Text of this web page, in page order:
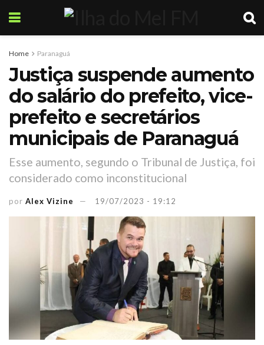
Home Paranaguá
Justiça suspende aumento
do salário do prefeito, vice-
prefeito e secretários
municipais de Paranaguá
Esse aumento, segundo o Tribunal de Justiça, foi
considerado como inconstitucional
por Alex Vizine 19/07/2023 - 19:12